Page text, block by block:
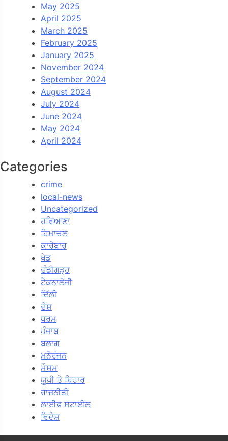
May 2025
April 2025
March 2025
February 2025
January 2025
November 2024
September 2024
August 2024
July 2024
June 2024
May 2024
April 2024
Categories
crime
local-news
Uncategorized
ਹਰਿਆਣਾ
ਹਿਮਾਚਲ
ਕਾਰੋਬਾਰ
ਖੇਡ
ਚੰਡੀਗੜ੍ਹ
ਟੈਕਨਾਲੋਜੀ
ਦਿੱਲੀ
ਦੇਸ਼
ਧਰਮ
ਪੰਜਾਬ
ਬਲਾਗ
ਮਨੋਰੰਜਨ
ਮੌਸਮ
ਯੂਪੀ ਤੇ ਬਿਹਾਰ
ਰਾਜਨੀਤੀ
ਲਾਈਫ ਸਟਾਈਲ
ਵਿਦੇਸ਼